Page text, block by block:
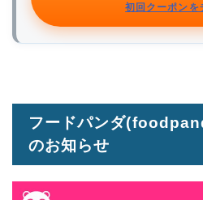
初回クーポンを
フードパンダ
のお知らせ